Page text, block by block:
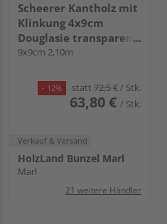
Scheerer Kantholz mit
Klinkung 4x9cm
Douglasie transparent
lasiert -cremeweiß-
9x9cm 2,10m
- 12% statt 72,5€ / Stk.
63,80 € / Stk.
Verkauf & Versand
HolzLand Bunzel Marl
Marl
21 weitere Händler